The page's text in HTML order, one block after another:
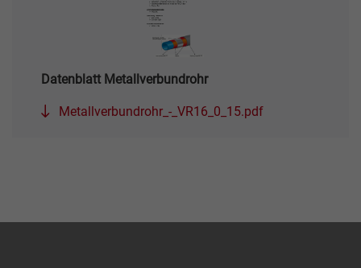
Datenblatt Metallverbundrohr
Metallverbundrohr_-_VR16_0_15.pdf